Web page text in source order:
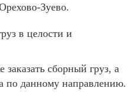
Зуево.
в целости и
сборный груз, а
по данному направлению.